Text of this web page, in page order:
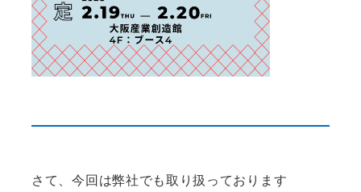
さて、今回は弊社でも取り扱っております